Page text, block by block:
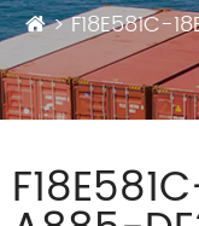
>F18E581C-